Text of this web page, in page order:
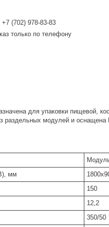
+7 (702) 978-83-83
только по телефону
для упаковки пищевой,
модулей и оснащена
мм
150
12,2
350/50